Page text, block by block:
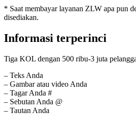
* Saat membayar layanan ZLW apa pun
disediakan.
Informasi terperinci
Tiga KOL dengan 500 ribu-3 juta
– Teks Anda
– Gambar atau video Anda
– Tagar Anda #
– Sebutan Anda @
– Tautan Anda